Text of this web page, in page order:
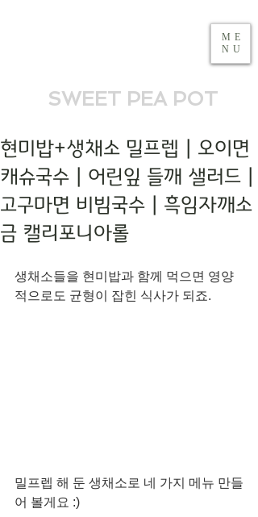
SWEET PEA POT
ME
NU
현미밥+생채소 밀프렙 | 오이면
캐슈국수 | 어린잎 들깨 샐러드 |
고구마면 비빔국수 | 흑임자깨소
금 캘리포니아롤
생채소들을 현미밥과 함께 먹으면 영양
적으로도 균형이 잡힌 식사가 되죠.
밀프렙 해 둔 생채소로 네 가지 메뉴 만들
어 볼게요 :)